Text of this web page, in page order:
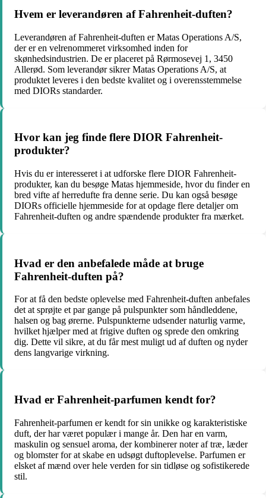
Hvem er leverandøren af Fahrenheit-duften?
Leverandøren af Fahrenheit-duften er Matas Operations A/S,
der er en velrenommeret virksomhed inden for
skønhedsindustrien. De er placeret på Rørmosevej 1, 3450
Allerød. Som leverandør sikrer Matas Operations A/S, at
produktet leveres i den bedste kvalitet og i overensstemmelse
med DIORs standarder.
Hvor kan jeg finde flere DIOR Fahrenheit-
produkter?
Hvis du er interesseret i at udforske flere DIOR Fahrenheit-
produkter, kan du besøge Matas hjemmeside, hvor du finder en
bred vifte af herredufte fra denne serie. Du kan også besøge
DIORs officielle hjemmeside for at opdage flere detaljer om
Fahrenheit-duften og andre spændende produkter fra mærket.
Hvad er den anbefalede måde at bruge
Fahrenheit-duften på?
For at få den bedste oplevelse med Fahrenheit-duften anbefales
det at sprøjte et par gange på pulspunkter som håndleddene,
halsen og bag ørerne. Pulspunkterne udsender naturlig varme,
hvilket hjælper med at frigive duften og sprede den omkring
dig. Dette vil sikre, at du får mest muligt ud af duften og nyder
dens langvarige virkning.
Hvad er Fahrenheit-parfumen kendt for?
Fahrenheit-parfumen er kendt for sin unikke og karakteristiske
duft, der har været populær i mange år. Den har en varm,
maskulin og sensuel aroma, der kombinerer noter af træ, læder
og blomster for at skabe en udsøgt duftoplevelse. Parfumen er
elsket af mænd over hele verden for sin tidløse og sofistikerede
stil.